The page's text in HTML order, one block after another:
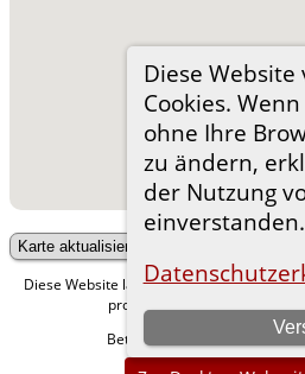
Diese
Cookies.
ohne Ihre
zu ändern,
der Nutzung
einverstanden.
Diese Website läuft mitThe Next Generation
programmiert von Darrin
Betreut von
. |